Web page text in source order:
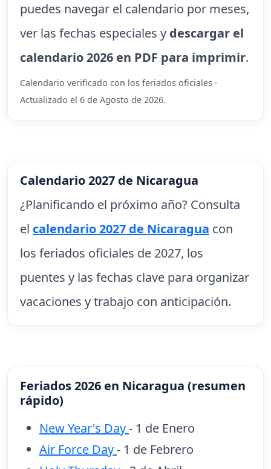
puedes navegar el calendario por meses,
ver las fechas especiales y descargar el
calendario 2026 en PDF para imprimir.
Calendario verificado con los feriados oficiales ·
Actualizado el 6 de Agosto de 2026.
Calendario 2027 de Nicaragua
¿Planificando el próximo año? Consulta
el calendario 2027 de Nicaragua con
los feriados oficiales de 2027, los
puentes y las fechas clave para organizar
vacaciones y trabajo con anticipación.
Feriados 2026 en Nicaragua (resumen
rápido)
New Year's Day- 1 de Enero
Air Force Day- 1 de Febrero